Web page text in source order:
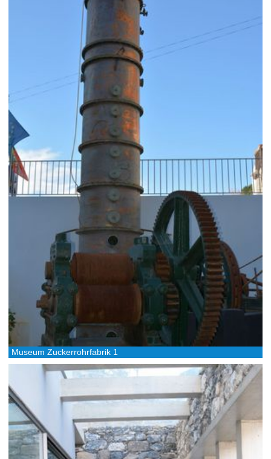
Museum Zuckerrohrfabrik 1